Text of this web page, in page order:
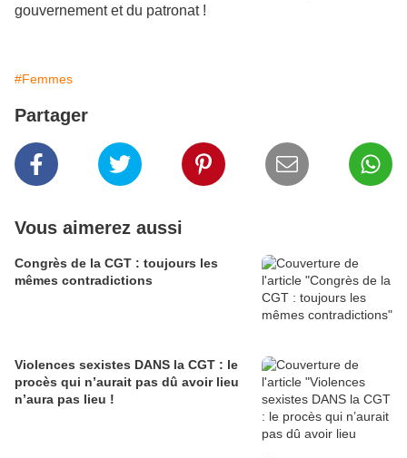
gouvernement et du patronat !
#Femmes
Partager
Vous aimerez aussi
Congrès de la CGT : toujours les
mêmes contradictions
Violences sexistes DANS la CGT : le
procès qui n’aurait pas dû avoir lieu
n’aura pas lieu !